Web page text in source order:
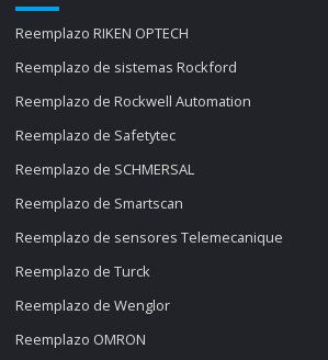
Reemplazo RIKEN OPTECH
Reemplazo de sistemas Rockford
Reemplazo de Rockwell Automation
Reemplazo de Safetytec
Reemplazo de SCHMERSAL
Reemplazo de Smartscan
Reemplazo de sensores Telemecanique
Reemplazo de Turck
Reemplazo de Wenglor
Reemplazo OMRON